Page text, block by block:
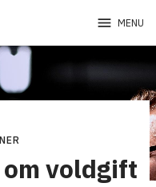
menu MENU
voldgift